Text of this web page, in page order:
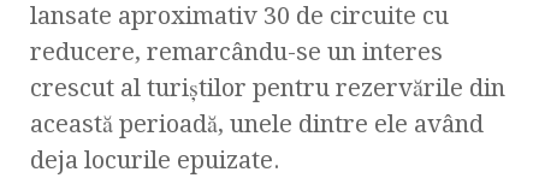
lansate aproximativ 30 de circuite cu
reducere, remarcându-se un interes
crescut al turiștilor pentru rezervările din
această perioadă, unele dintre ele având
deja locurile epuizate.